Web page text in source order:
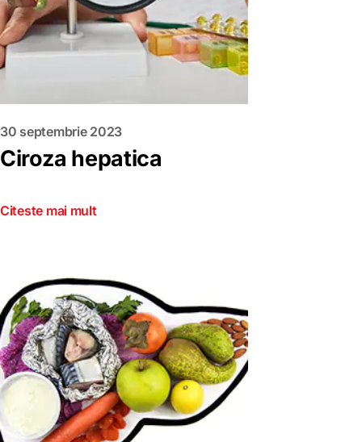
30 septembrie 2023
Ciroza hepatica
Citeste mai mult